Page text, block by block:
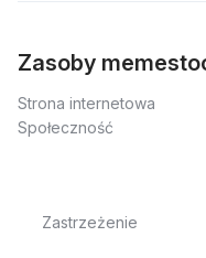
Zasoby
Strona internetowa
Społeczność
Zastrzeżenie